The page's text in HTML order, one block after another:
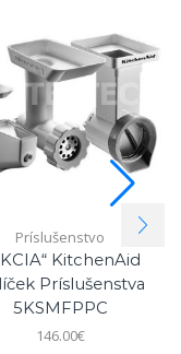
Príslušenstvo
KitchenAid
Príslušenstva
5KSMFPPC
146.00€